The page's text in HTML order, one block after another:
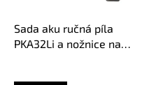
Sada aku ručná píla
PKA32Li a nožnice na